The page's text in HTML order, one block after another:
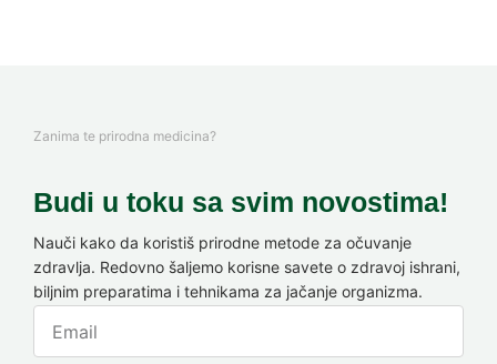
Zanima te prirodna medicina?
Budi u toku sa svim novostima!
Nauči kako da koristiš prirodne metode za očuvanje
zdravlja. Redovno šaljemo korisne savete o zdravoj ishrani,
biljnim preparatima i tehnikama za jačanje organizma.